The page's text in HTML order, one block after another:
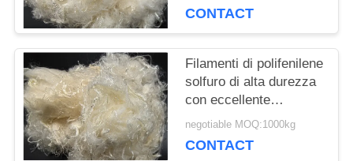
CONTACT
Filamenti di polifenilene
solfuro di alta durezza
con eccellente
resistenza alle
negotiable MOQ:1000kg
CONTACT